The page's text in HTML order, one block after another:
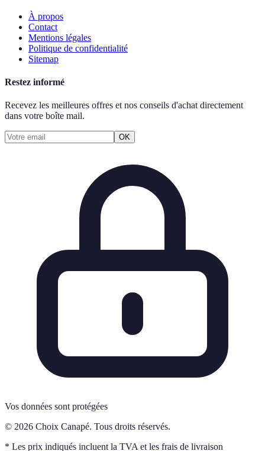
À propos
Contact
Mentions légales
Politique de confidentialité
Sitemap
Restez informé
Recevez les meilleures offres et nos conseils d'achat directement
dans votre boîte mail.
OK
Vos données sont protégées
© 2026 Choix Canapé. Tous droits réservés.
* Les prix indiqués incluent la TVA et les frais de livraison